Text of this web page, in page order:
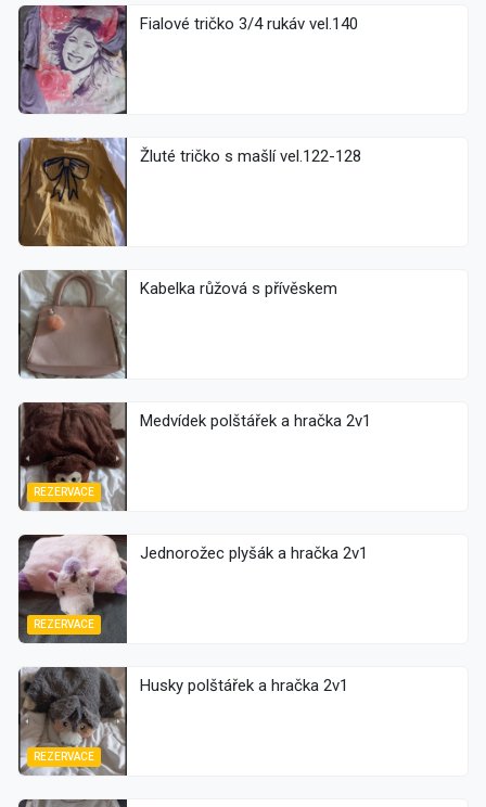
Fialové tričko 3/4 rukáv vel.140
Žluté tričko s mašlí vel.122-128
Kabelka růžová s přívěskem
REZERVACE
Medvídek polštářek a hračka 2v1
REZERVACE
Jednorožec plyšák a hračka 2v1
REZERVACE
Husky polštářek a hračka 2v1